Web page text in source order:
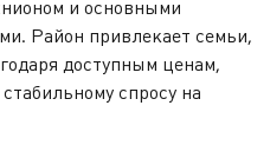
и основными
Район привлекает семьи,
доступным ценам,
спросу на